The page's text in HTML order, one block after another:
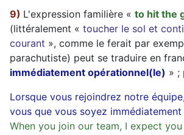
9) L'expression familière « to hit the
(littéralement « toucher le sol et
courant », comme le ferait par
parachutiste) peut se traduire en
immédiatement opérationnel(le) » ;
Lorsque vous rejoindrez notre
vous que vous soyez
When you join our team, I expect